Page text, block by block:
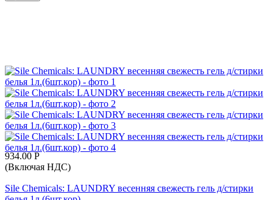
934.00 Р
(Включая НДС)
Sile Chemicals: LAUNDRY весенняя свежесть гель д/стирки